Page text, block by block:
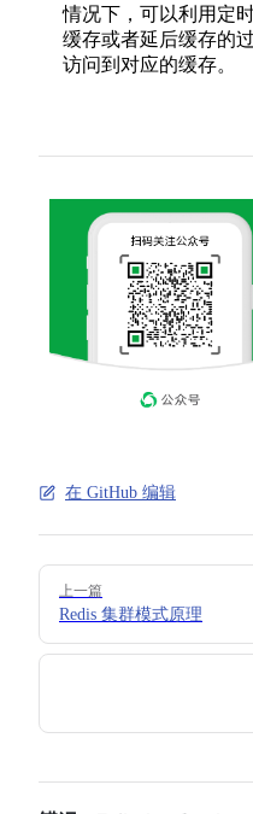
情况下，可以利用定
缓存或者延后缓存的
访问到对应的缓存。
在 GitHub 编辑
Pager
上一篇
Redis 集群模式原理